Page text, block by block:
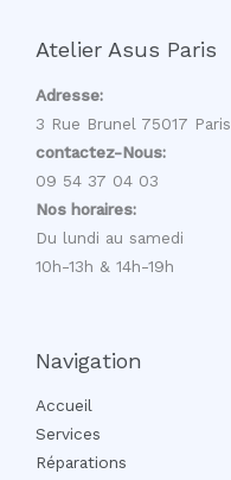
Atelier Asus Paris
Adresse:
3 Rue Brunel 75017 Paris
contactez-Nous:
09 54 37 04 03
Nos horaires:
Du lundi au samedi
10h-13h & 14h-19h
Navigation
Accueil
Services
Réparations